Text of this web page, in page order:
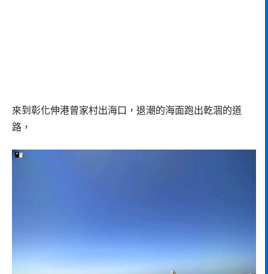
來到彰化伸港曾家村出海口，退潮的海面跑出乾涸的道
路，